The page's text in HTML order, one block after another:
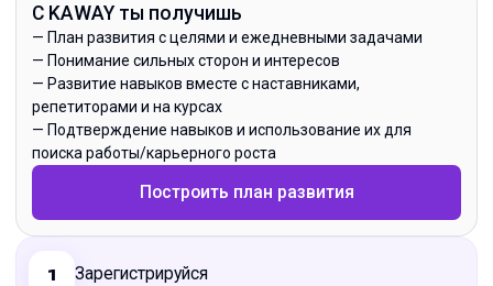
С KAWAY ты получишь
— План развития с целями и ежедневными задачами
— Понимание сильных сторон и интересов
— Развитие навыков вместе с наставниками,
репетиторами и на курсах
— Подтверждение навыков и использование их для
поиска работы/карьерного роста
Построить план развития
1 Зарегистрируйся